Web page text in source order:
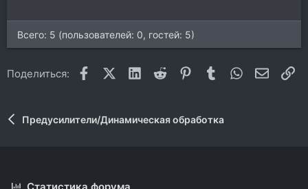
Всего: 5 (пользователей: 0, гостей: 5)
Поделиться: FacebookX (Twitter)
LinkedIn
Reddit Pinterest
Tumblr WhatsApp
Предусилители/Динамическая обработка